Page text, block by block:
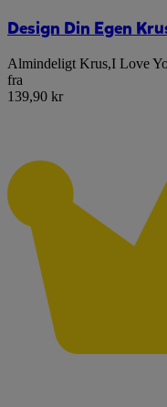
Design Din Egen
Almindeligt Krus,I Love
fra
139,90 kr